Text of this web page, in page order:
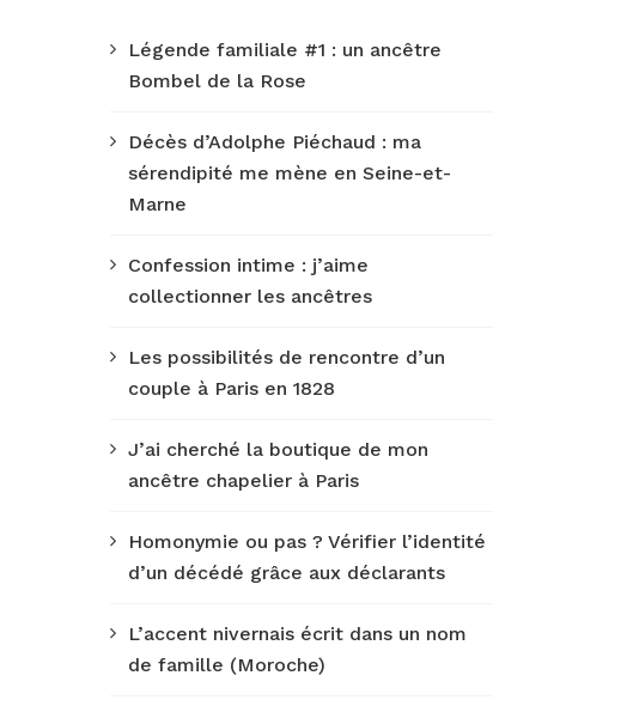
Légende familiale #1 : un ancêtre
Bombel de la Rose
Décès d’Adolphe Piéchaud : ma
sérendipité me mène en Seine-et-
Marne
Confession intime : j’aime
collectionner les ancêtres
Les possibilités de rencontre d’un
couple à Paris en 1828
J’ai cherché la boutique de mon
ancêtre chapelier à Paris
Homonymie ou pas ? Vérifier l’identité
d’un décédé grâce aux déclarants
L’accent nivernais écrit dans un nom
de famille (Moroche)